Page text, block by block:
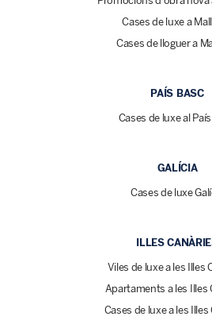
Cases de luxe a
Cases de lloguer a
PAÍS BASC
Cases de luxe al
GALÍCIA
Cases de luxe
ILLES
Viles de luxe a les Illes
Apartaments a les Illes
Cases de luxe a les Illes